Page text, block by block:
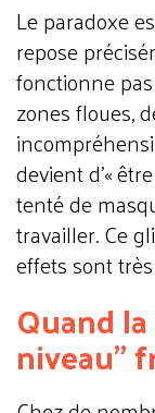
Le paradoxe
repose
fonctionne
zones floues,
devient d’«
tenté de
travailler.Ce
effets sont
Quand
niveau”